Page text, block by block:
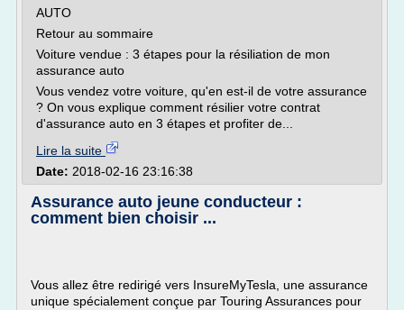
AUTO
Retour au sommaire
Voiture vendue : 3 étapes pour la résiliation de mon
assurance auto
Vous vendez votre voiture, qu'en est-il de votre assurance
? On vous explique comment résilier votre contrat
d'assurance auto en 3 étapes et profiter de...
Lire la suite
Date: 2018-02-16 23:16:38
Assurance auto jeune conducteur :
comment bien choisir ...
Vous allez être redirigé vers InsureMyTesla, une assurance
unique spécialement conçue par Touring Assurances pour